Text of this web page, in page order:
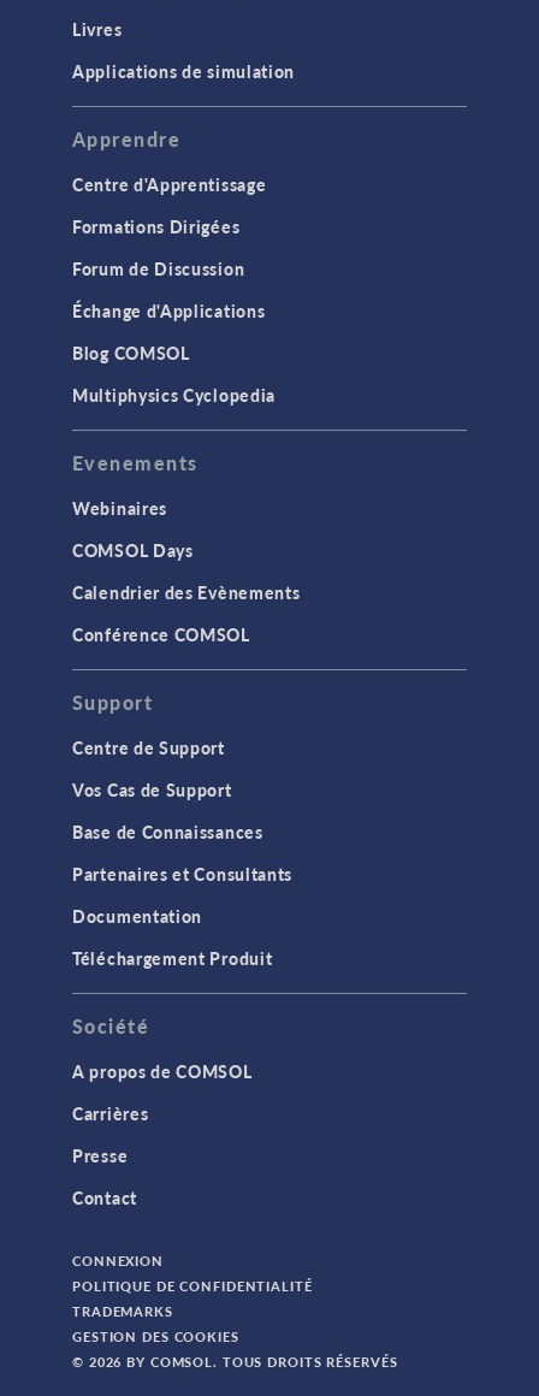
Livres
Applications de simulation
Apprendre
Centre d'Apprentissage
Formations Dirigées
Forum de Discussion
Échange d'Applications
Blog COMSOL
Multiphysics Cyclopedia
Evenements
Webinaires
COMSOL Days
Calendrier des Evènements
Conférence COMSOL
Support
Centre de Support
Vos Cas de Support
Base de Connaissances
Partenaires et Consultants
Documentation
Téléchargement Produit
Société
A propos de COMSOL
Carrières
Presse
Contact
CONNEXION
POLITIQUE DE CONFIDENTIALITÉ
TRADEMARKS
GESTION DES COOKIES
© 2026 BY COMSOL. TOUS DROITS RÉSERVÉS